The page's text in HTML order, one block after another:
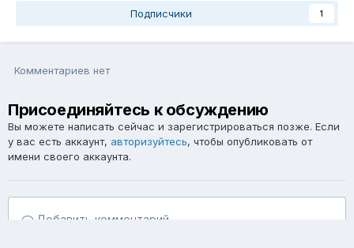
Подписчики 1
Комментариев нет
Присоединяйтесь к обсуждению
Вы можете написать сейчас и зарегистрироваться позже. Если
у вас есть аккаунт, авторизуйтесь, чтобы опубликовать от
имени своего аккаунта.
Добавить комментарий...